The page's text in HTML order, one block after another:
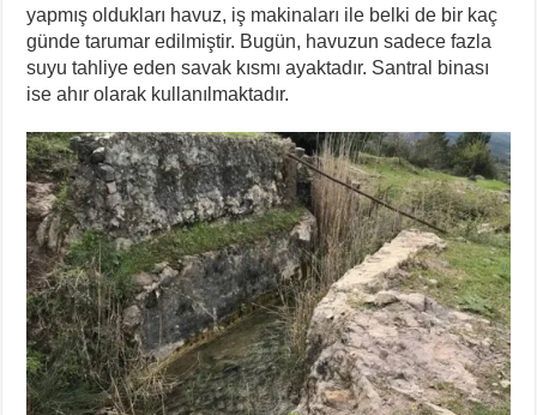
yapmış oldukları havuz, iş makinaları ile belki de bir kaç
günde tarumar edilmiştir. Bugün, havuzun sadece fazla
suyu tahliye eden savak kısmı ayaktadır. Santral binası
ise ahır olarak kullanılmaktadır.